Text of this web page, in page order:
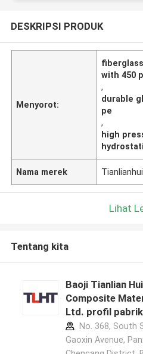
DESKRIPSI PRODUK
Menyorot:
with 450
,
durable
pe
,
high
Nama merek
Lihat
Tentang kita
Baoji Tianlian
Composite
Ltd. profil
No. 368, South
Gaoxin Avenue,